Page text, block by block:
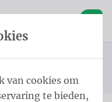
van cookies om
te bieden,